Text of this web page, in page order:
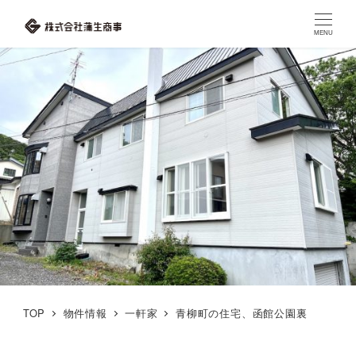
MENU
TOP 物件情報 一軒家 青柳町の住宅、函館公園裏